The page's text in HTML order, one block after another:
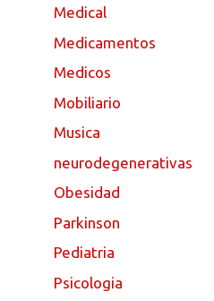
Medical
Medicamentos
Medicos
Mobiliario
Musica
neurodegenerativas
Obesidad
Parkinson
Pediatria
Psicologia